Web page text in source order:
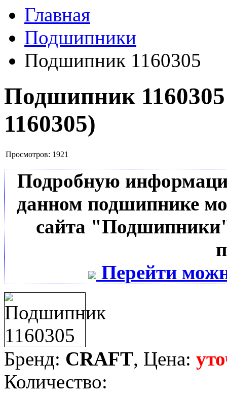
Главная
Подшипники
Подшипник 1160305
Подшипник
1160305)
Просмотров: 1921
Подробную
данном подшипнике
сайта
Перейти
Бренд: CRAFT, Цена:
Количество: